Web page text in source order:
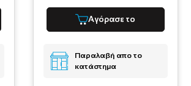
Αγόρασε το
Παραλαβή απο το
κατάστημα